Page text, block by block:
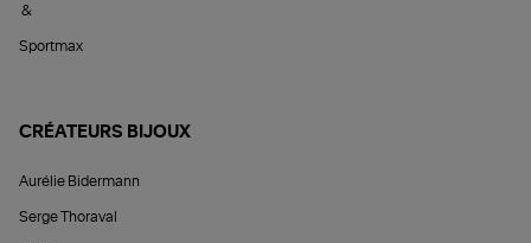
&
Sportmax
CRÉATEURS BIJOUX
Aurélie Bidermann
Serge Thoraval